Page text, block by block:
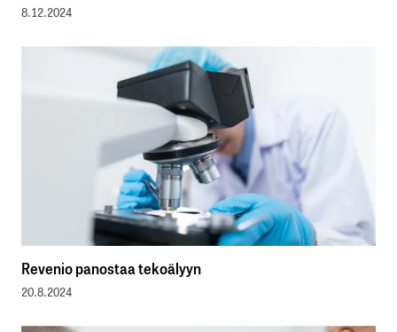
8.12.2024
Revenio panostaa tekoälyyn
20.8.2024